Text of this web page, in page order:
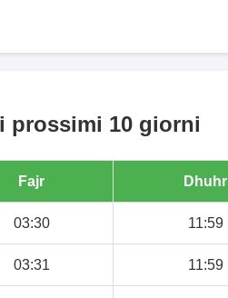
prossimi 10 giorni
Fajr Dhuhr
03:30 11:59
03:31 11:59